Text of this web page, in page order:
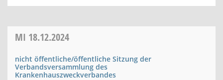
MI 18.12.2024
nicht öffentliche/öffentliche Sitzung der
Verbandsversammlung des
Krankenhauszweckverbandes